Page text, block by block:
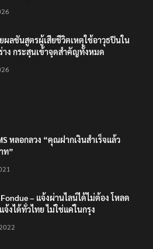
ผลชันสูตรผู้เสียชีวิตเหตุใช้อาวุธปืนใน
ร่าง กระสุนเข้าจุดสำคัญทั้งหมด
หลอกลวง “คุณฝากเงินสำเร็จแล้ว
ท”
– แจ้งผ่านไลน์ได้ไม่ต้อง โหลด
จ้งได้ทั่วไทย ไม่ใช่แค่ในกรุง